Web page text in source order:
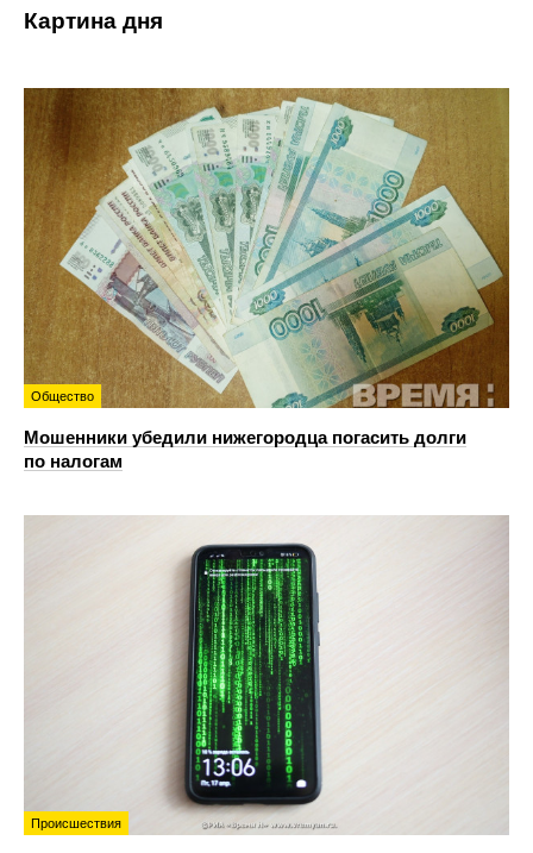
Картина дня
Общество
Мошенники убедили нижегородца погасить долги
по налогам
Происшествия